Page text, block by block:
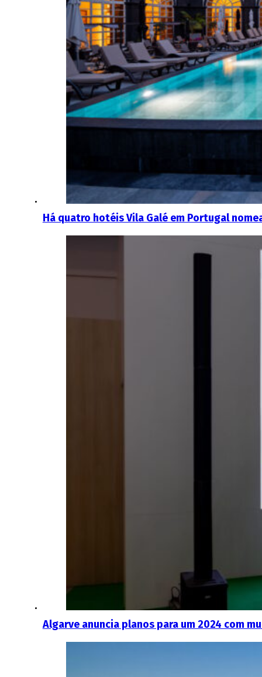
Há quatro hotéis Vila Galé em Portugal
Algarve anuncia planos para um 2024 com